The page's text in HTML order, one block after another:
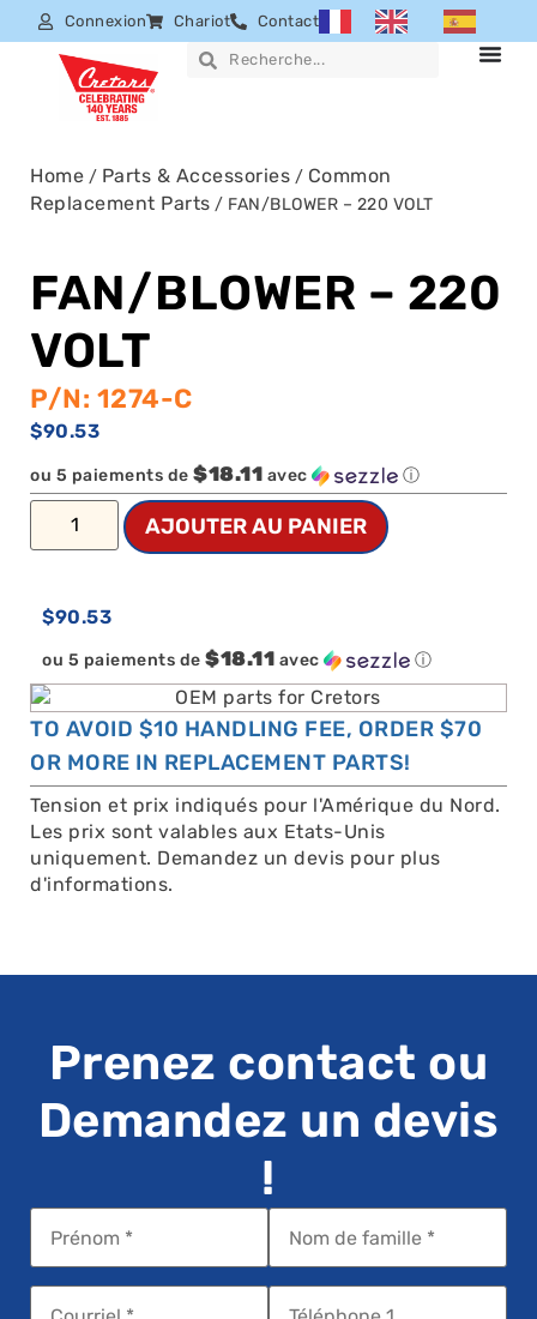
Connexion Chariot Contact
Home / Parts & Accessories / Common
Replacement Parts / FAN/BLOWER – 220 VOLT
TO AVOID $10 HANDLING FEE, ORDER $70
OR MORE IN REPLACEMENT PARTS!
Tension et prix indiqués pour l'Amérique du Nord.
Les prix sont valables aux Etats-Unis
uniquement. Demandez un devis pour plus
d'informations.
FAN/BLOWER – 220
VOLT
P/N: 1274-C
$90.53
ou 5 paiements de $18.11 avec ⓘ
AJOUTER AU PANIER
$90.53
ou 5 paiements de $18.11 avec ⓘ
Prenez contact ou
Demandez un devis
!